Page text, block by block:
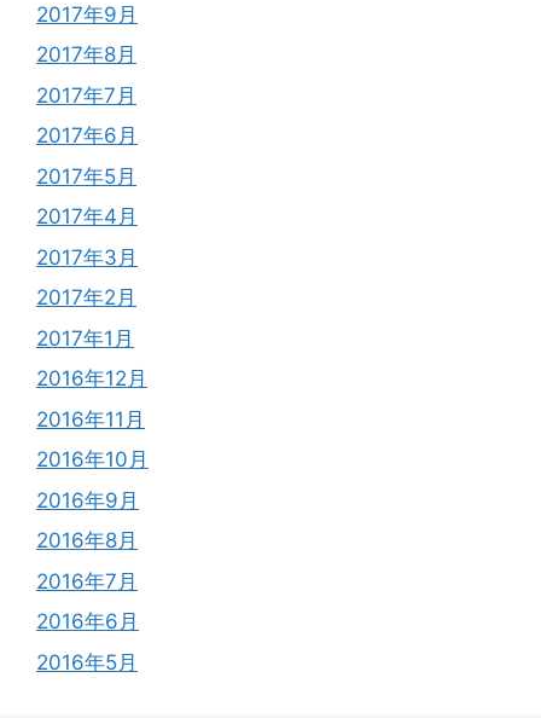
2017年9月
2017年8月
2017年7月
2017年6月
2017年5月
2017年4月
2017年3月
2017年2月
2017年1月
2016年12月
2016年11月
2016年10月
2016年9月
2016年8月
2016年7月
2016年6月
2016年5月